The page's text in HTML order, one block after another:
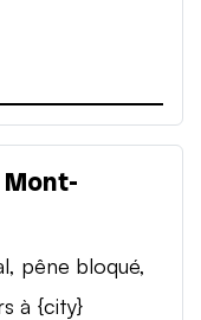
pêne bloqué,
à {city}